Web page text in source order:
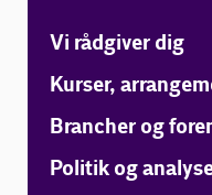
Vi rådgiver dig
Kurser,
Brancher og
Politik og